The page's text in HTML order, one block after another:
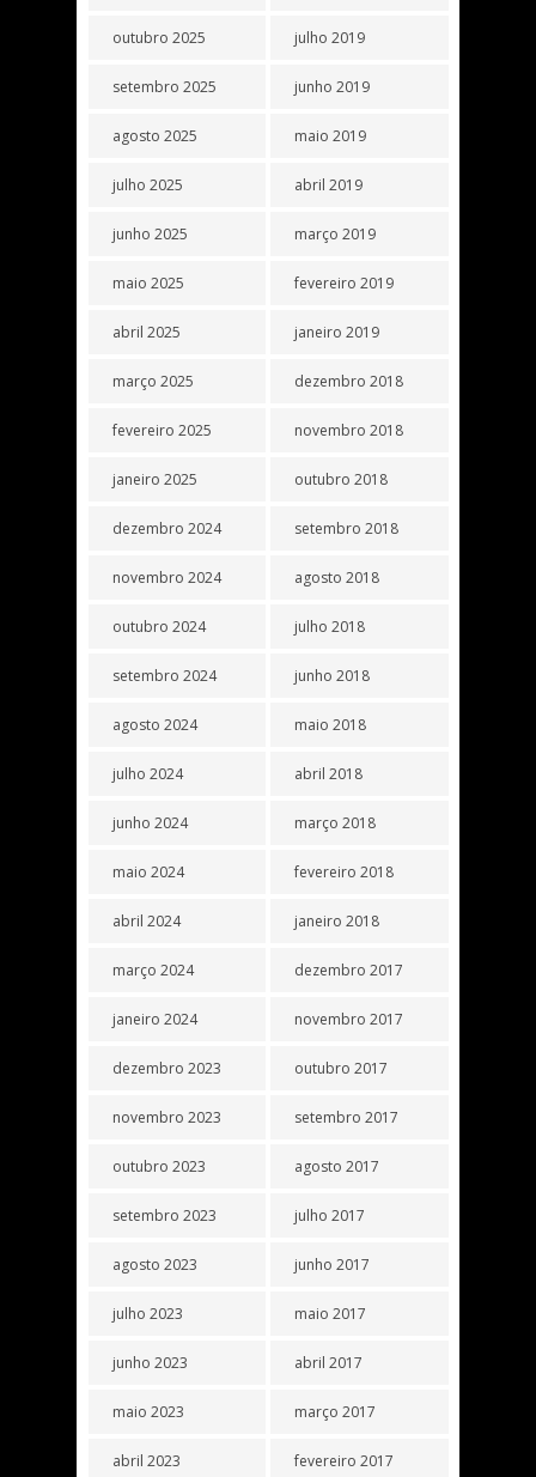
outubro 2025
setembro 2025
agosto 2025
julho 2025
junho 2025
maio 2025
abril 2025
março 2025
fevereiro 2025
janeiro 2025
dezembro 2024
novembro 2024
outubro 2024
setembro 2024
agosto 2024
julho 2024
junho 2024
maio 2024
abril 2024
março 2024
janeiro 2024
dezembro 2023
novembro 2023
outubro 2023
setembro 2023
agosto 2023
julho 2023
junho 2023
maio 2023
abril 2023
julho 2019
junho 2019
maio 2019
abril 2019
março 2019
fevereiro 2019
janeiro 2019
dezembro 2018
novembro 2018
outubro 2018
setembro 2018
agosto 2018
julho 2018
junho 2018
maio 2018
abril 2018
março 2018
fevereiro 2018
janeiro 2018
dezembro 2017
novembro 2017
outubro 2017
setembro 2017
agosto 2017
julho 2017
junho 2017
maio 2017
abril 2017
março 2017
fevereiro 2017